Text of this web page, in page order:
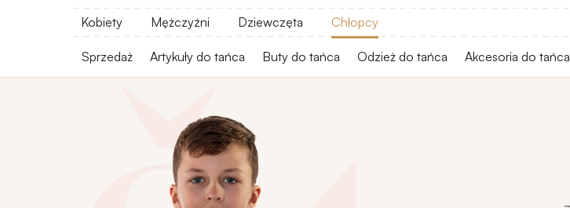
Kobiety Mężczyźni Dziewczęta Chłopcy
Sprzedaż Artykuły do ​​tańca Buty do tańca Odzież do tańca Akcesoria do tańca